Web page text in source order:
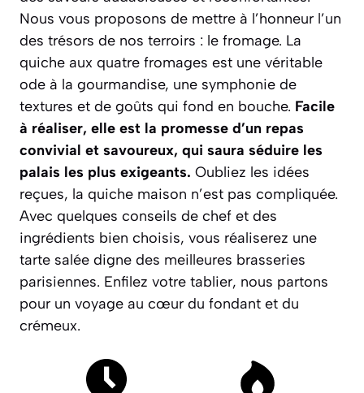
Nous vous proposons de mettre à l’honneur l’un
des trésors de nos terroirs : le fromage. La
quiche aux quatre fromages est une véritable
ode à la gourmandise, une symphonie de
textures et de goûts qui fond en bouche. Facile
à réaliser, elle est la promesse d’un repas
convivial et savoureux, qui saura séduire les
palais les plus exigeants. Oubliez les idées
reçues, la quiche maison n’est pas compliquée.
Avec quelques conseils de chef et des
ingrédients bien choisis, vous réaliserez une
tarte salée digne des meilleures brasseries
parisiennes. Enfilez votre tablier, nous partons
pour un voyage au cœur du fondant et du
crémeux.